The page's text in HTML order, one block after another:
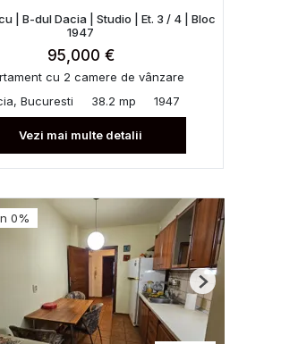
| B-dul Dacia | Studio | Et. 3 / 4 | Bloc
1947
95,000 €
cu 2 camere de vânzare
Bucuresti
38.2 mp 1947
Vezi mai multe detalii
0%
Next